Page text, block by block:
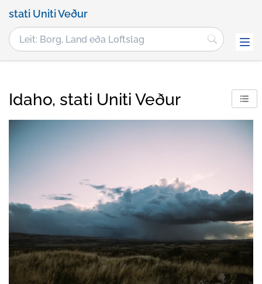
stati Uniti Veður
Idaho, stati Uniti Veður